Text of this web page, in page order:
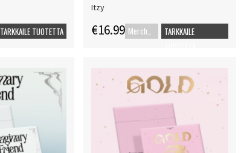
TARKKAILE TUOTETTA
Itzy
€16.99
TARKKAILE